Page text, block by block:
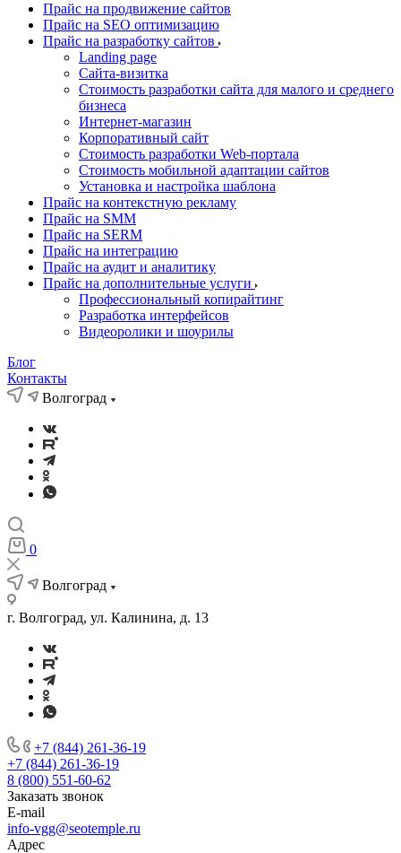
Прайс на продвижение сайтов
Прайс на SEO оптимизацию
Прайс на разработку сайтов
Landing page
Cайта-визитка
Стоимость разработки сайта для малого и среднего
бизнеса
Интернет-магазин
Корпоративный сайт
Стоимость разработки Web-портала
Стоимость мобильной адаптации сайтов
Установка и настройка шаблона
Прайс на контекстную рекламу
Прайс на SMM
Прайс на SERM
Прайс на интеграцию
Прайс на аудит и аналитику
Прайс на дополнительные услуги
Профессиональный копирайтинг
Разработка интерфейсов
Видеоролики и шоурилы
Блог
Контакты
Волгоград
0
Волгоград
г. Волгоград, ул. Калинина, д. 13
+7 (844) 261-36-19
+7 (844) 261-36-19
8 (800) 551-60-62
Заказать звонок
E-mail
info-vgg@seotemple.ru
Адрес